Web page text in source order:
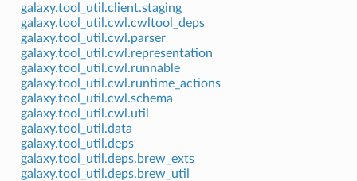
galaxy.tool_util.client.staging
galaxy.tool_util.cwl.cwltool_deps
galaxy.tool_util.cwl.parser
galaxy.tool_util.cwl.representation
galaxy.tool_util.cwl.runnable
galaxy.tool_util.cwl.runtime_actions
galaxy.tool_util.cwl.schema
galaxy.tool_util.cwl.util
galaxy.tool_util.data
galaxy.tool_util.deps
galaxy.tool_util.deps.brew_exts
galaxy.tool_util.deps.brew_util